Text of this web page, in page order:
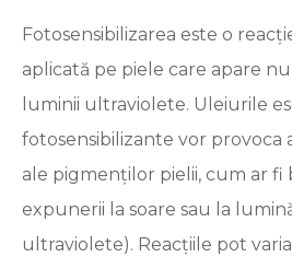
Fotosensibilizarea este o
aplicată pe piele care apare
luminii ultraviolete. Uleiurile
fotosensibilizante vor provoca
ale pigmenților pielii, cum ar fi
expunerii la soare sau la
ultraviolete). Reacțiile pot